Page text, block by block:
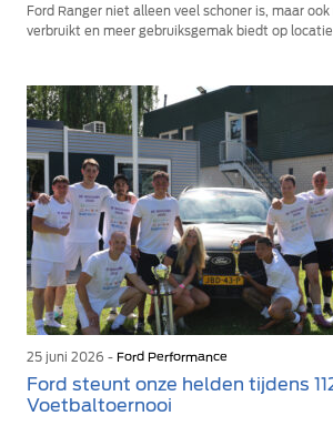
Ford Ranger niet alleen veel schoner is, maar
verbruikt en meer gebruiksgemak biedt op
25 juni 2026 - Ford Performance
Ford steunt onze helden tijdens
Voetbaltoernooi